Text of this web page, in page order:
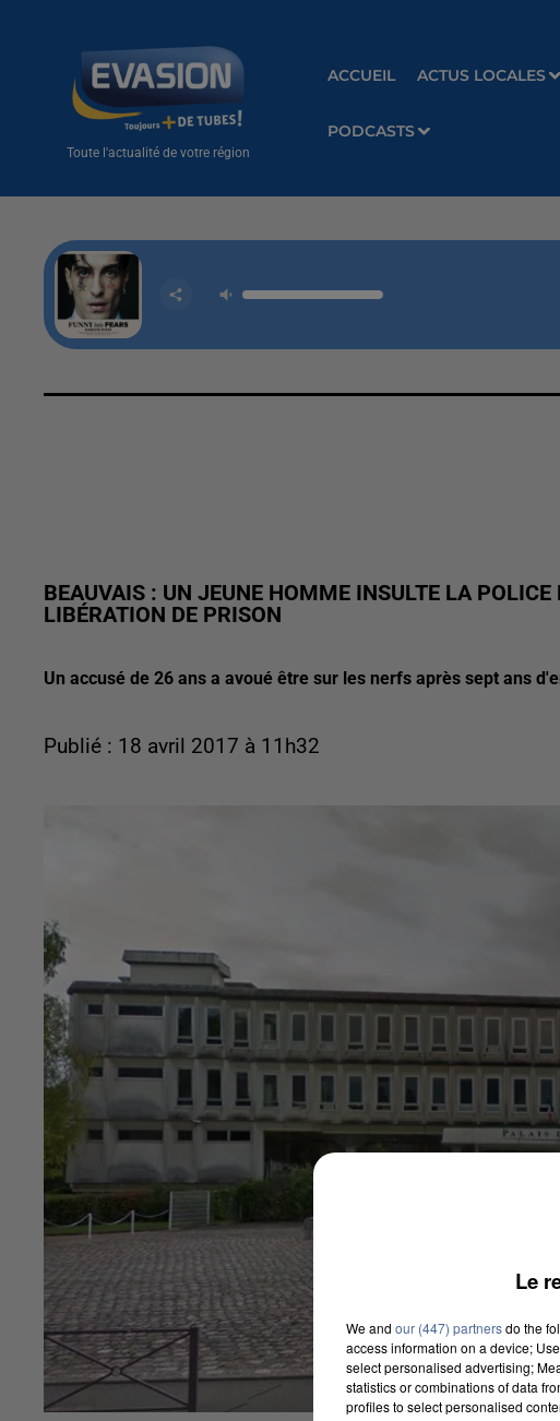
Toute l'actualité de votre région
ACCUEIL ACTUS LOCALES
PODCASTS
BEAUVAIS : UN JEUNE HOMME INSULTE LA
LIBÉRATION DE PRISON
Un accusé de 26 ans a avoué être sur les nerfs après sept ans
Publié : 18 avril 2017 à 11h32
Le
We and our (447) partnersdo the
access information on a device;
select personalised advertising;
statistics or combinations of data
profiles to select personalised